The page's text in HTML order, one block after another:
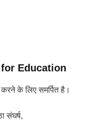
Education
के लिए समर्पित है।
संघर्ष,